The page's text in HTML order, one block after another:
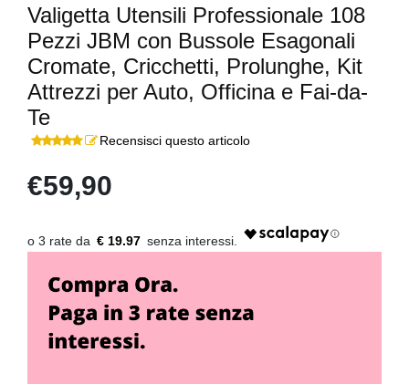
Valigetta Utensili Professionale 108
Pezzi JBM con Bussole Esagonali
Cromate, Cricchetti, Prolunghe, Kit
Attrezzi per Auto, Officina e Fai-da-
Te
Recensisci questo articolo
€59,90
€ 19.97